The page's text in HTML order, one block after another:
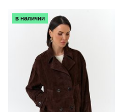
в наличии